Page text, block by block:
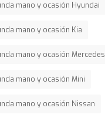
mano y ocasión Hyundai
mano y ocasión Kia
mano y ocasión Mercedes
mano y ocasión Mini
mano y ocasión Nissan